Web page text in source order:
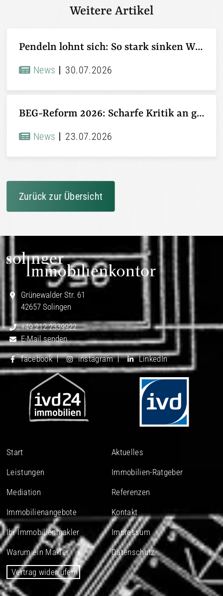
Weitere Artikel
Pendeln lohnt sich: So stark sinken Wohnungspreise im Umland
News 30.07.2026
BEG-Reform 2026: Scharfe Kritik an gekürzten Sanierungsförderungen
News 23.07.2026
Zurück zur Übersicht
Grünewalder Str. 61
42657 Solingen
+49 212 2339922
E-Mail senden
facebook
instagram LinkedIn
Start
Aktuelles
Leistungen
Immobilien-Ratgeber
Mediation
Referenzen
Immobilienangebote
Kontakt
Ihr Immobilienmakler
Impressum
Warum ein Makler
Datenschutz
Vertrag widerrufen